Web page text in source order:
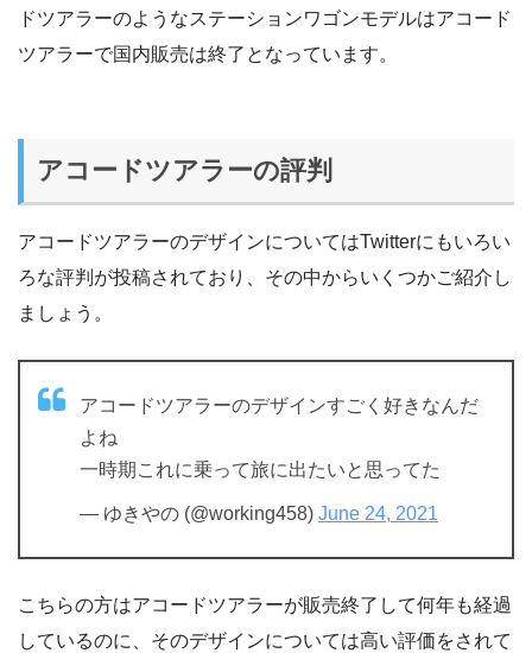
ドツアラーのようなステーションワゴンモデルはアコード
ツアラーで国内販売は終了となっています。
アコードツアラーの評判
アコードツアラーのデザインについてはTwitterにもいろい
ろな評判が投稿されており、その中からいくつかご紹介し
ましょう。
アコードツアラーのデザインすごく好きなんだ
よね
一時期これに乗って旅に出たいと思ってた
— ゆきやの (@working458) June 24, 2021
こちらの方はアコードツアラーが販売終了して何年も経過
しているのに、そのデザインについては高い評価をされて